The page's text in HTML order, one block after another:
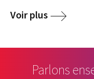
Voir plus media
Parlons